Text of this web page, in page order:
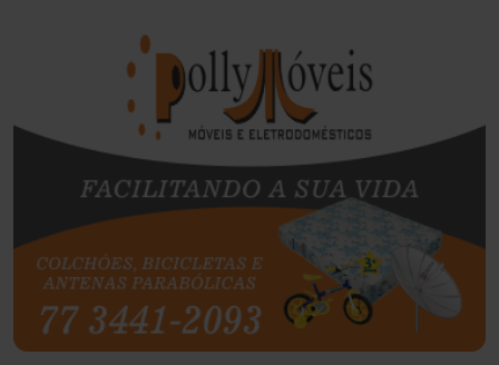
Bom Jesus da Lapa
Boquira
Botuporã (73)
Brasil (7680)
Brumado (31962)